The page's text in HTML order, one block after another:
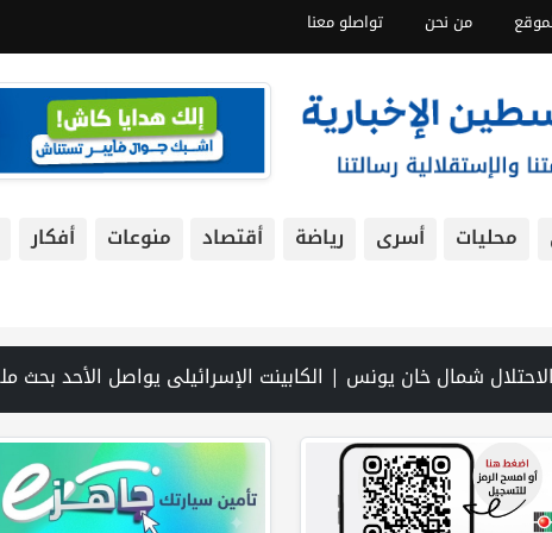
من نحن تواصلو معنا
محليات أسرى رياضة أقتصاد منوعات أفكار